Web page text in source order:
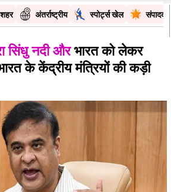
अंतर्राष्ट्रीय स्पोर्ट्स खेल
सिंधु नदी औरभारत को लेकर
के केंद्रीय मंत्रियों की कड़ी